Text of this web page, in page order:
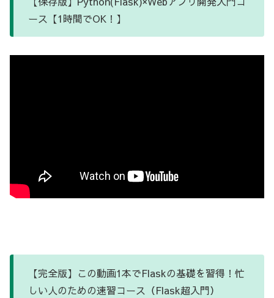
ース【1時間でOK！】
【完全版】この動画1本でFlaskの基礎を習得！忙
しい人のための速習コース（Flask超入門）